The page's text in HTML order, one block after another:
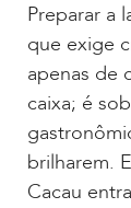
Preparar a
que exige
apenas de
caixa; é
brilharem.
Cacau